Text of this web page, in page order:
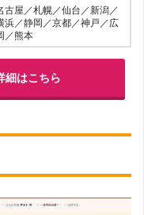
古屋／札幌／仙台／新潟／
浜／静岡／京都／神戸／広
／熊本
細はこちら